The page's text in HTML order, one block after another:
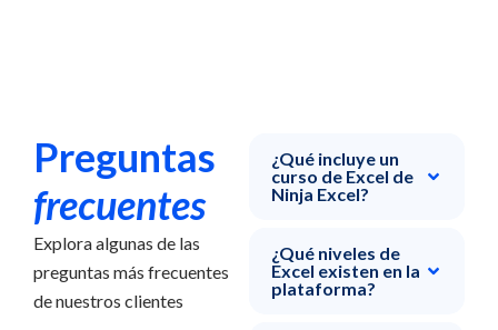
Preguntas
frecuentes
Explora algunas de las
preguntas más frecuentes
de nuestros clientes
¿Qué incluye un
curso de Excel de
Ninja Excel?
¿Qué niveles de
Excel existen en la
plataforma?